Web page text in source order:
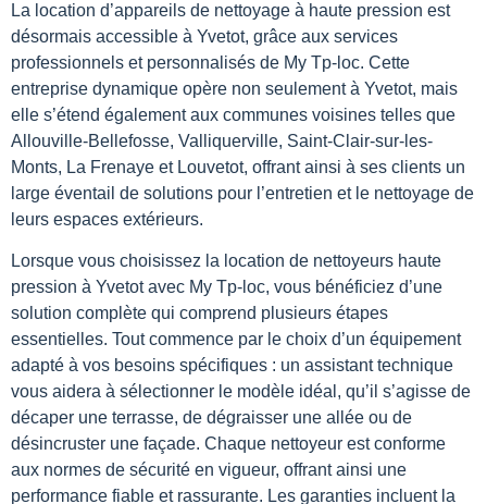
La location d’appareils de nettoyage à haute pression est
désormais accessible à Yvetot, grâce aux services
professionnels et personnalisés de My Tp-loc. Cette
entreprise dynamique opère non seulement à Yvetot, mais
elle s’étend également aux communes voisines telles que
Allouville-Bellefosse, Valliquerville, Saint-Clair-sur-les-
Monts, La Frenaye et Louvetot, offrant ainsi à ses clients un
large éventail de solutions pour l’entretien et le nettoyage de
leurs espaces extérieurs.
Lorsque vous choisissez la location de nettoyeurs haute
pression à Yvetot avec My Tp-loc, vous bénéficiez d’une
solution complète qui comprend plusieurs étapes
essentielles. Tout commence par le choix d’un équipement
adapté à vos besoins spécifiques : un assistant technique
vous aidera à sélectionner le modèle idéal, qu’il s’agisse de
décaper une terrasse, de dégraisser une allée ou de
désincruster une façade. Chaque nettoyeur est conforme
aux normes de sécurité en vigueur, offrant ainsi une
performance fiable et rassurante. Les garanties incluent la